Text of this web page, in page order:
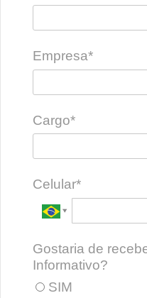
Empresa*
Cargo*
Celular*
Gostaria de
Informativo?
SIM